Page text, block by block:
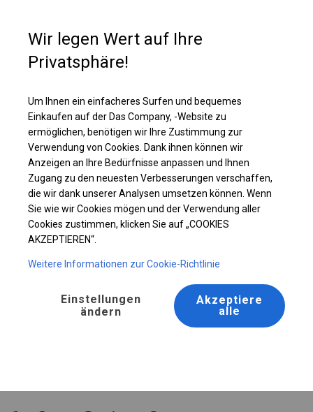
Verstärktes Partyzelt | 6x8 m
Wir legen Wert auf Ihre
Privatsphäre!
Um Ihnen ein einfacheres Surfen und bequemes
Einkaufen auf der Das Company, -Website zu
ermöglichen, benötigen wir Ihre Zustimmung zur
Verwendung von Cookies. Dank ihnen können wir
Anzeigen an Ihre Bedürfnisse anpassen und Ihnen
Zugang zu den neuesten Verbesserungen verschaffen,
die wir dank unserer Analysen umsetzen können. Wenn
Sie wie wir Cookies mögen und der Verwendung aller
Cookies zustimmen, klicken Sie auf „COOKIES
AKZEPTIEREN“.
Weitere Informationen zur Cookie-Richtlinie
Einstellungen
ändern
Akzeptiere
alle